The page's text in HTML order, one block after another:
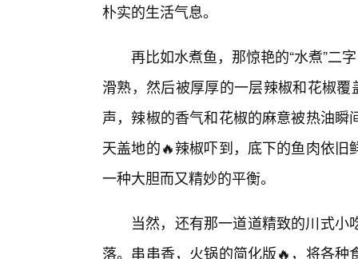
朴实的生活气息。
再比如水煮鱼，那惊艳的“水煮”二
滑熟，然后被厚厚的一层辣椒和花椒
声，辣椒的香气和花椒的麻意被热油
天盖地的🔥辣椒吓到，底下的鱼肉依
一种大胆而又精妙的平衡。
当然，还有那一道道精致的川式
落。串串香，火锅的简化版🔥，将各